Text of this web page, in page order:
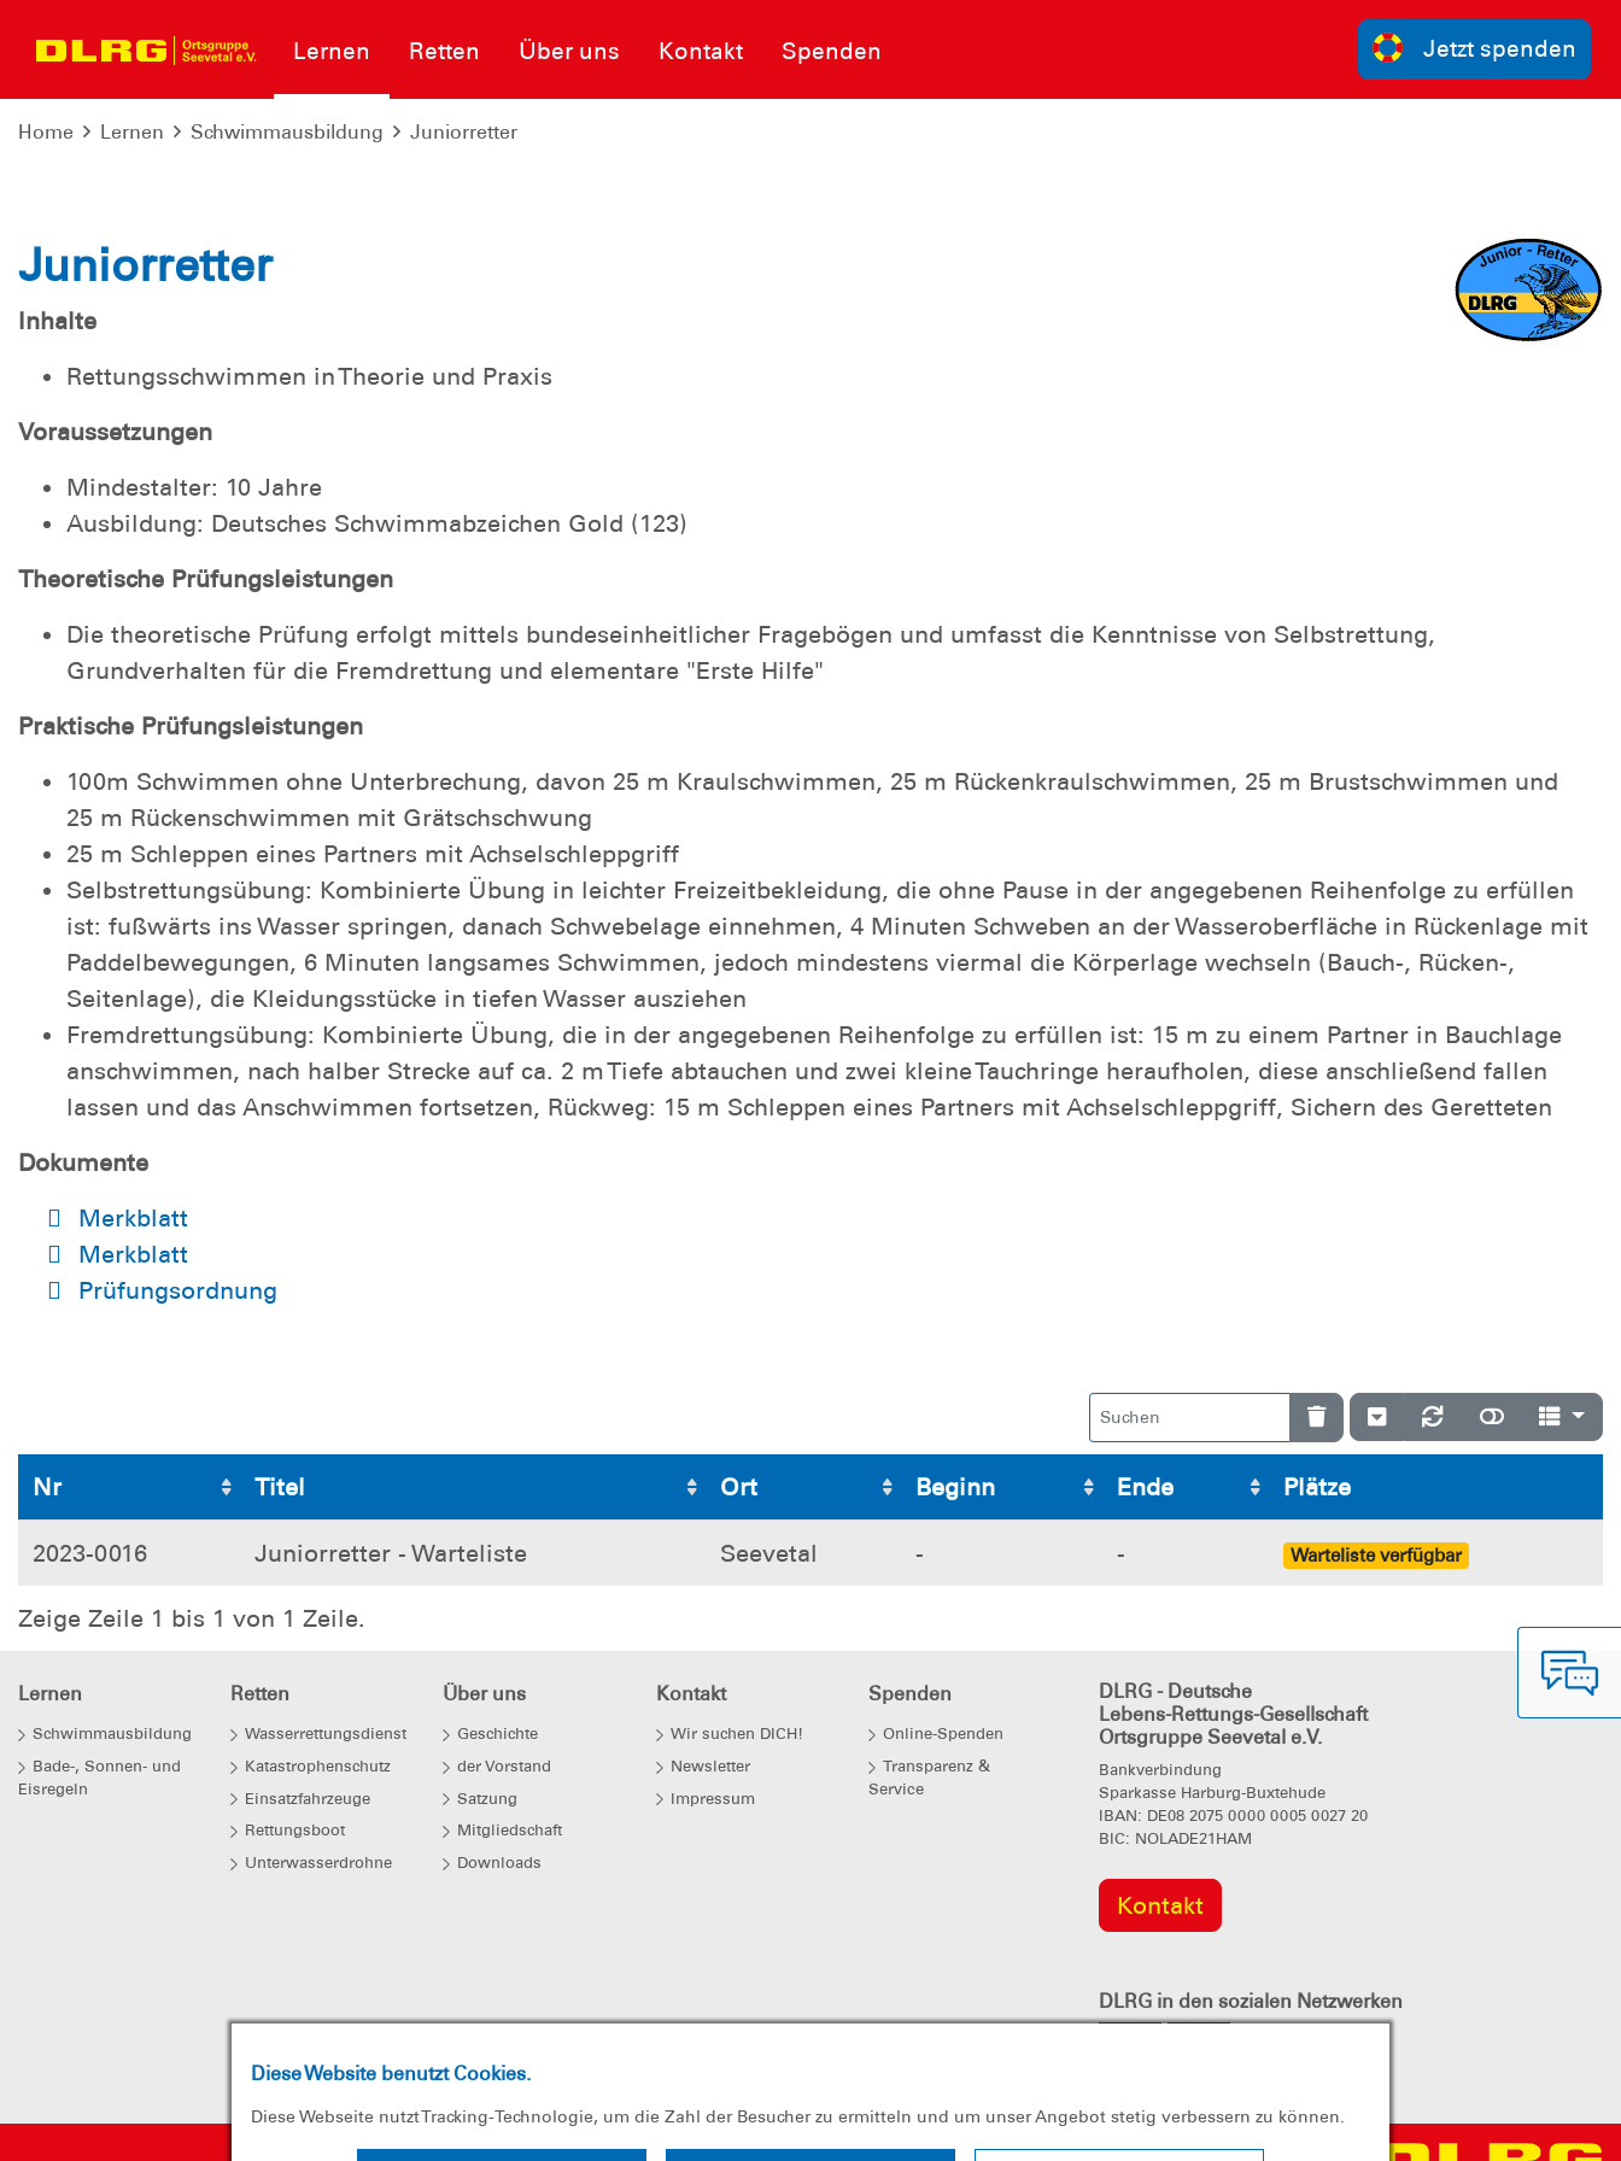
Lernen Retten Über uns Kontakt Spenden Jetzt spenden
Home Lernen Schwimmausbildung Juniorretter
Juniorretter
Inhalte
Rettungsschwimmen in Theorie und Praxis
Voraussetzungen
Mindestalter: 10 Jahre
Ausbildung: Deutsches Schwimmabzeichen Gold (123)
Theoretische Prüfungsleistungen
Die theoretische Prüfung erfolgt mittels bundeseinheitlicher Fragebögen und umfasst die Kenntnisse von Selbstrettung,
Grundverhalten für die Fremdrettung und elementare "Erste Hilfe"
Praktische Prüfungsleistungen
100m Schwimmen ohne Unterbrechung, davon 25 m Kraulschwimmen, 25 m Rückenkraulschwimmen, 25 m Brustschwimmen und
25 m Rückenschwimmen mit Grätschschwung
25 m Schleppen eines Partners mit Achselschleppgriff
Selbstrettungsübung: Kombinierte Übung in leichter Freizeitbekleidung, die ohne Pause in der angegebenen Reihenfolge zu erfüllen
ist: fußwärts ins Wasser springen, danach Schwebelage einnehmen, 4 Minuten Schweben an der Wasseroberfläche in Rückenlage mit
Paddelbewegungen, 6 Minuten langsames Schwimmen, jedoch mindestens viermal die Körperlage wechseln (Bauch-, Rücken-,
Seitenlage), die Kleidungsstücke in tiefen Wasser ausziehen
Fremdrettungsübung: Kombinierte Übung, die in der angegebenen Reihenfolge zu erfüllen ist: 15 m zu einem Partner in Bauchlage
anschwimmen, nach halber Strecke auf ca. 2 m Tiefe abtauchen und zwei kleine Tauchringe heraufholen, diese anschließend fallen
lassen und das Anschwimmen fortsetzen, Rückweg: 15 m Schleppen eines Partners mit Achselschleppgriff, Sichern des Geretteten
Dokumente
Merkblatt
Merkblatt
Prüfungsordnung
Nr Titel Ort Beginn Ende Plätze
2023-0016 Juniorretter - Warteliste Seevetal - - Warteliste verfügbar
Zeige Zeile 1 bis 1 von 1 Zeile.
Diese Website benutzt Cookies.
Diese Webseite nutzt Tracking-Technologie, um die Zahl der Besucher zu ermitteln und um unser Angebot stetig verbessern zu können.
Lernen
Schwimmausbildung
Bade-, Sonnen- und
Eisregeln
Retten
Wasserrettungsdienst
Katastrophenschutz
Einsatzfahrzeuge
Rettungsboot
Unterwasserdrohne
Über uns
Geschichte
der Vorstand
Satzung
Mitgliedschaft
Downloads
Kontakt
Wir suchen DICH!
Newsletter
Impressum
Spenden
Online-Spenden
Transparenz &
Service
DLRG - Deutsche
Lebens-Rettungs-Gesellschaft
Ortsgruppe Seevetal e.V.
Bankverbindung
Sparkasse Harburg-Buxtehude
IBAN: DE08 2075 0000 0005 0027 20
BIC: NOLADE21HAM
Kontakt
DLRG in den sozialen Netzwerken